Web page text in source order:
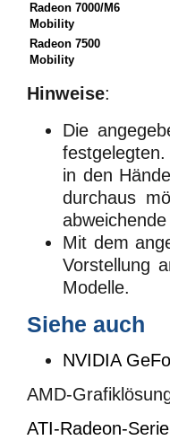
Radeon 7000/M6
Mobility
Radeon 7500
Mobility
Hinweise:
Die
in den
durchaus
Mit dem
Vorstellung
Modelle.
Siehe auch
NVIDIA
AMD-
ATI-Radeon-